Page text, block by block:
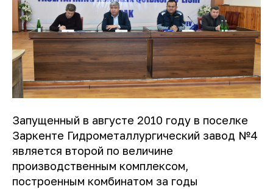
Запущенный в августе 2010 году в поселке
Заркенте Гидрометаллургический завод №4
является второй по величине
производственным комплексом,
построенным комбинатом за годы